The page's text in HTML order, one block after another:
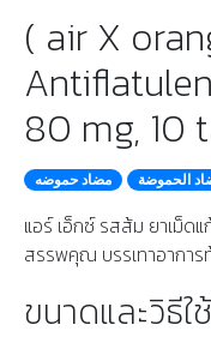
( air X
80 mg, 10
مضاد حموضه الحموضة
แอร์ เอ็กซ์ รสส้ม ยาเม็ด
สรรพคุณ บรรเทาอากา
ขนาดและวิธีใช้